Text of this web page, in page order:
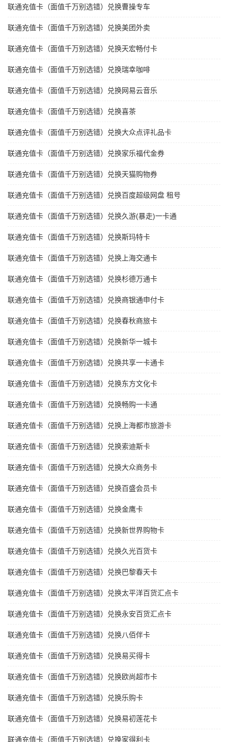
联通充值卡（面值千万别选错）兑换曹操专车
联通充值卡（面值千万别选错）兑换美团外卖
联通充值卡（面值千万别选错）兑换天宏畅付卡
联通充值卡（面值千万别选错）兑换瑞幸咖啡
联通充值卡（面值千万别选错）兑换网易云音乐
联通充值卡（面值千万别选错）兑换喜茶
联通充值卡（面值千万别选错）兑换大众点评礼品卡
联通充值卡（面值千万别选错）兑换家乐福代金券
联通充值卡（面值千万别选错）兑换天猫购物券
联通充值卡（面值千万别选错）兑换百度超级网盘 租号
联通充值卡（面值千万别选错）兑换久游(暴走)一卡通
联通充值卡（面值千万别选错）兑换斯玛特卡
联通充值卡（面值千万别选错）兑换上海交通卡
联通充值卡（面值千万别选错）兑换杉德万通卡
联通充值卡（面值千万别选错）兑换商银通申付卡
联通充值卡（面值千万别选错）兑换春秋商旅卡
联通充值卡（面值千万别选错）兑换新华一城卡
联通充值卡（面值千万别选错）兑换共享一卡通卡
联通充值卡（面值千万别选错）兑换东方文化卡
联通充值卡（面值千万别选错）兑换畅购一卡通
联通充值卡（面值千万别选错）兑换上海都市旅游卡
联通充值卡（面值千万别选错）兑换索迪斯卡
联通充值卡（面值千万别选错）兑换大众商务卡
联通充值卡（面值千万别选错）兑换百盛会员卡
联通充值卡（面值千万别选错）兑换金鹰卡
联通充值卡（面值千万别选错）兑换新世界购物卡
联通充值卡（面值千万别选错）兑换久光百货卡
联通充值卡（面值千万别选错）兑换巴黎春天卡
联通充值卡（面值千万别选错）兑换太平洋百货汇点卡
联通充值卡（面值千万别选错）兑换永安百货汇点卡
联通充值卡（面值千万别选错）兑换八佰伴卡
联通充值卡（面值千万别选错）兑换易买得卡
联通充值卡（面值千万别选错）兑换欧尚超市卡
联通充值卡（面值千万别选错）兑换乐购卡
联通充值卡（面值千万别选错）兑换易初莲花卡
联通充值卡（面值千万别选错）兑换家得利卡